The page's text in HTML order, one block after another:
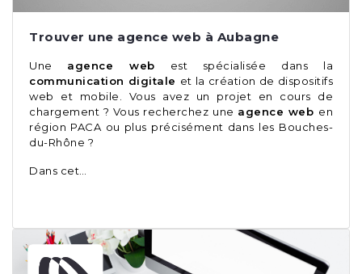
Trouver une agence web à Aubagne
Une agence web est spécialisée dans la
communication digitale et la création de dispositifs
web et mobile. Vous avez un projet en cours de
chargement ? Vous recherchez une agence web en
région PACA ou plus précisément dans les Bouches-
du-Rhône ?
Dans cet…